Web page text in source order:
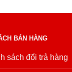
BÁN HÀNG
sách đổi trả hàng